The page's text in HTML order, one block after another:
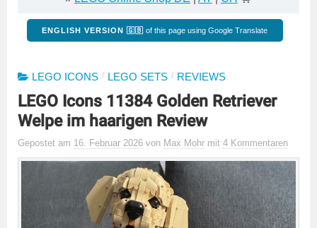
ENGLISH VERSION 🇬🇧 of this page using Google Translate
LEGO ICONS / LEGO SETS / REVIEWS
LEGO Icons 11384 Golden Retriever
Welpe im haarigen Review
Gepostet am 16. Februar 2026 von Max Mohr mit 4 Kommentaren